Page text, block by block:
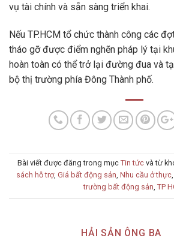
vụ tài chính và sẵn sàng triển khai.
Nếu TP.HCM tổ chức thành công các
tháo gỡ được điểm nghẽn pháp lý tại
hoàn toàn có thể trở lại đường đua và
bộ thị trường phía Đông Thành phố.
Bài viết được đăng trong mục Tin tức và từ
sách hỗ trợ, Giá bất động sản Nhu cầu ở thực,
trường bất động sản TP
HẢI SẢN ÔNG BA